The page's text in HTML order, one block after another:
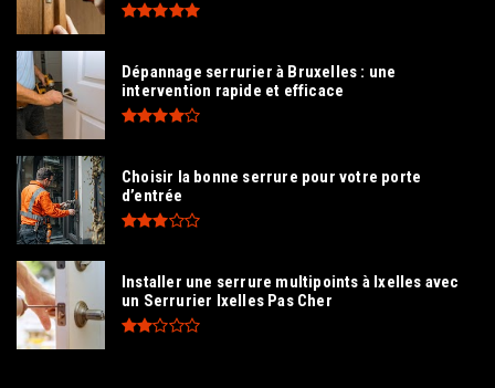
Dépannage serrurier à Bruxelles : une
intervention rapide et efficace
Choisir la bonne serrure pour votre porte
d’entrée
Installer une serrure multipoints à Ixelles avec
un Serrurier Ixelles Pas Cher